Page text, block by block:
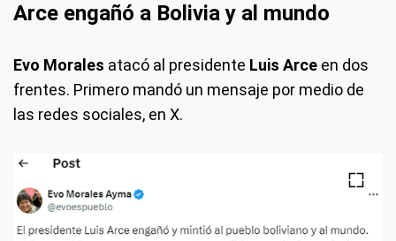
Arce engañó a Bolivia y al mundo
Evo Morales atacó al presidente Luis Arce en dos
frentes. Primero mandó un mensaje por medio de
las redes sociales, en X.